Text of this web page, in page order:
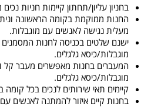
בחניון עליון/תחתון קיימות חניות
החנות ממוקמת בקומה הראשונה
מעלית נגישה לאנשים עם מוגבלות.
ישנם שלטים בכניסה לחנות
מוגבלות/כיסא גלגלים.
המעברים בחנות מאפשרים מעבר קל
מוגבלות/כיסא גלגלים.
קיימים תאי שירותים לנכים בכל קומה
בחנות קיים איזור להמתנה לאנשים